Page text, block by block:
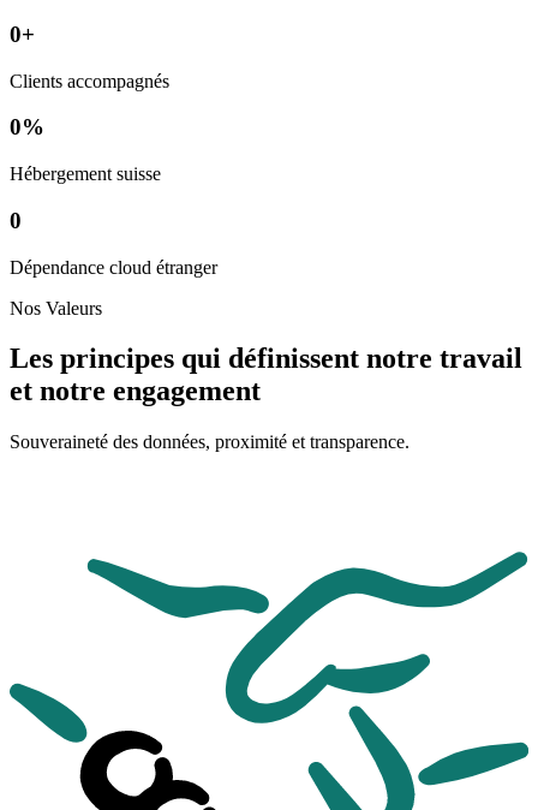
0+
Clients accompagnés
0%
Hébergement suisse
0
Dépendance cloud étranger
Nos Valeurs
Les principes qui définissent notre travail
et notre engagement
Souveraineté des données, proximité et transparence.